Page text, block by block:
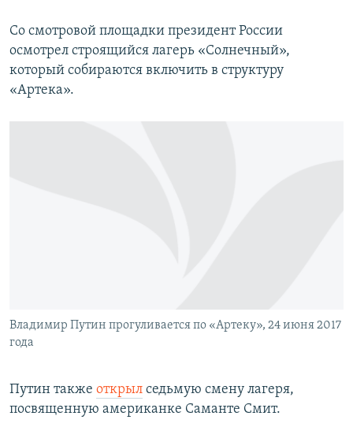
Со смотровой площадки президент России
осмотрел строящийся лагерь «Солнечный»,
который собираются включить в структуру
«Артека».
Владимир Путин прогуливается по «Артеку», 24 июня 2017
года
Путин также открыл седьмую смену лагеря,
посвященную американке Саманте Смит.